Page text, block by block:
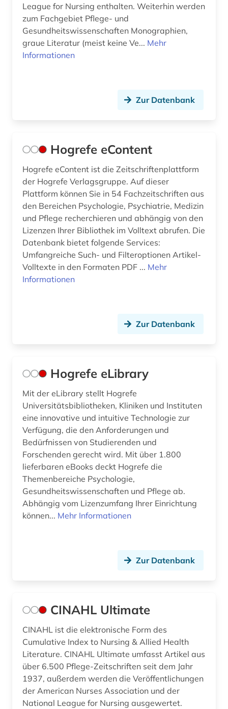
League for Nursing enthalten. Weiterhin werden
zum Fachgebiet Pflege- und
Gesundheitswissenschaften Monographien,
graue Literatur (meist keine Ve... Mehr
Informationen
Zur Datenbank
Hogrefe eContent
Hogrefe eContent ist die Zeitschriftenplattform
der Hogrefe Verlagsgruppe. Auf dieser
Plattform können Sie in 54 Fachzeitschriften aus
den Bereichen Psychologie, Psychiatrie, Medizin
und Pflege recherchieren und abhängig von den
Lizenzen Ihrer Bibliothek im Volltext abrufen. Die
Datenbank bietet folgende Services:
Umfangreiche Such- und Filteroptionen Artikel-
Volltexte in den Formaten PDF ... Mehr
Informationen
Zur Datenbank
Hogrefe eLibrary
Mit der eLibrary stellt Hogrefe
Universitätsbibliotheken, Kliniken und Instituten
eine innovative und intuitive Technologie zur
Verfügung, die den Anforderungen und
Bedürfnissen von Studierenden und
Forschenden gerecht wird. Mit über 1.800
lieferbaren eBooks deckt Hogrefe die
Themenbereiche Psychologie,
Gesundheitswissenschaften und Pflege ab.
Abhängig vom Lizenzumfang Ihrer Einrichtung
können... Mehr Informationen
Zur Datenbank
CINAHL Ultimate
CINAHL ist die elektronische Form des
Cumulative Index to Nursing & Allied Health
Literature. CINAHL Ultimate umfasst Artikel aus
über 6.500 Pflege-Zeitschriften seit dem Jahr
1937, außerdem werden die Veröffentlichungen
der American Nurses Association und der
National League for Nursing ausgewertet.